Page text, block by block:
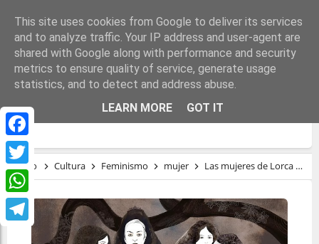
Facebook
Twitter
WhatsApp
Telegram
LAS MUJERES DE LORCA SE REÚNEN Y
ROMPEN SU SILENCIO
Inicio Cultura Feminismo mujer Las mujeres de Lorca se reúnen y rompen su silencio
This site uses cookies from Google to deliver its services
and to analyze traffic. Your IP address and user-agent are
shared with Google along with performance and security
metrics to ensure quality of service, generate usage
statistics, and to detect and address abuse.
LEARN MORE
GOT IT